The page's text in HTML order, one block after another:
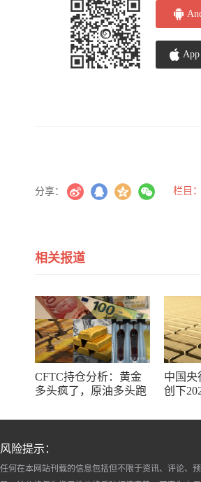
分享： 栏目：
相关报道
CFTC持仓分析：黄金
多头疯了，原油多头跑
中国央
创下
风险提示：
任何在本网站刊载的信息包括但不限于资讯、评论、